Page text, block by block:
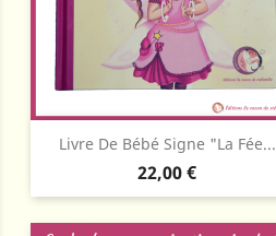
Livre De Bébé Signe "La Fée...
Prix
22,00 €